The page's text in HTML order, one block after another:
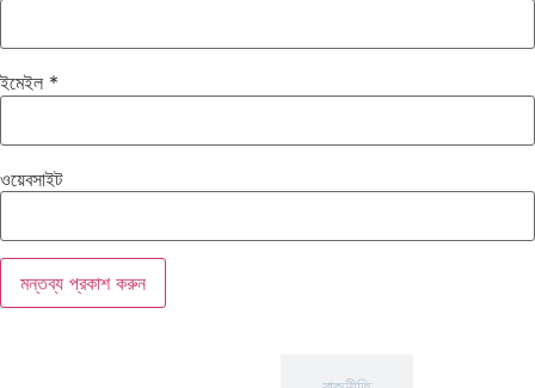
ইমেইল *
ওয়েবসাইট